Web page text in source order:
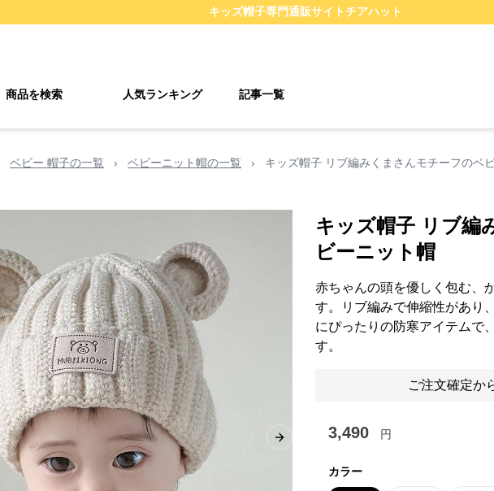
キッズ帽子専門通販サイトチアハット
商品を検索 人気ランキング 記事一覧
ベビー 帽子の一覧 › ベビーニット帽の一覧 › キッズ帽子 リブ編みくまさんモチーフのベ
Next slide
キッズ帽子 リブ編
ビーニット帽
赤ちゃんの頭を優しく包む、
す。リブ編みで伸縮性があり
にぴったりの防寒アイテムで
す。
ご注文確定か
3,490 円
カラー